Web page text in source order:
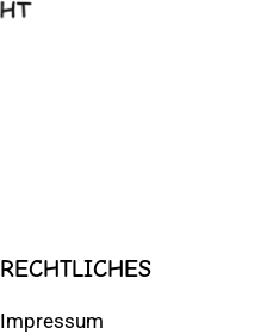
RECHTLICHES
Impressum